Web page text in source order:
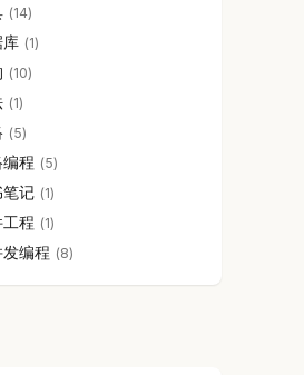
14
库 1
10
1
5
程 5
记 1
程 1
编程 8